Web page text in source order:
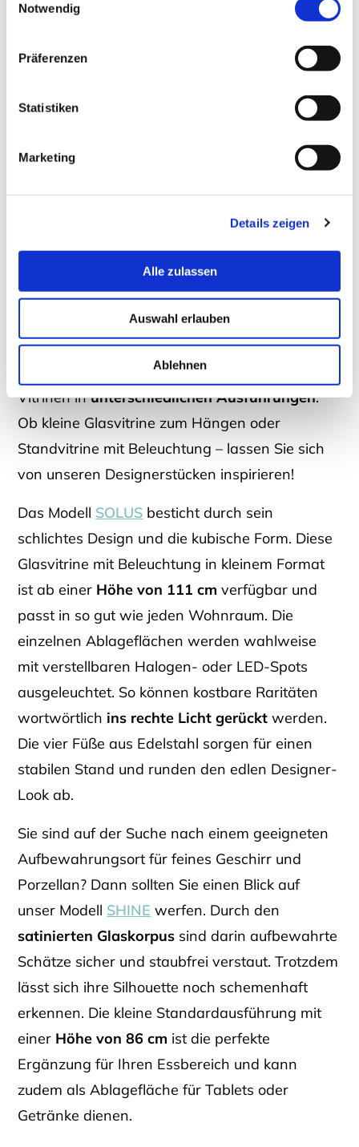
Notwendig
Präferenzen
Statistiken
Marketing
Details zeigen
Alle zulassen
Auswahl erlauben
Ablehnen
mit jedem Einrichtungsstil kombinieren.
Glas ist zudem ein sehr pflegeleichtes
Glasvitrine in kleinem Format
von DREIECK DESIGN
Bei DREIECK DESIGN finden Sie hochwertige
Vitrinen inunterschiedlichen Ausführungen:
Ob kleine Glasvitrine zum Hängen oder
Standvitrine mit Beleuchtung – lassen Sie sich
von unseren Designerstücken inspirieren!
Das Modell SOLUS besticht durch sein
schlichtes Design und die kubische Form. Diese
Glasvitrine mit Beleuchtung in kleinem Format
ist ab einer Höhe von 111 cm verfügbar und
passt in so gut wie jeden Wohnraum. Die
einzelnen Ablageflächen werden wahlweise
mit verstellbaren Halogen- oder LED-Spots
ausgeleuchtet. So können kostbare Raritäten
wortwörtlich ins rechte Licht gerückt werden.
Die vier Füße aus Edelstahl sorgen für einen
stabilen Stand und runden den edlen Designer-
Look ab.
Sie sind auf der Suche nach einem geeigneten
Aufbewahrungsort für feines Geschirr und
Porzellan? Dann sollten Sie einen Blick auf
unser Modell SHINE werfen. Durch den
satinierten Glaskorpus sind darin aufbewahrte
Schätze sicher und staubfrei verstaut. Trotzdem
lässt sich ihre Silhouette noch schemenhaft
erkennen. Die kleine Standardausführung mit
einer Höhe von 86 cm ist die perfekte
Ergänzung für Ihren Essbereich und kann
zudem als Ablagefläche für Tablets oder
Getränke dienen.